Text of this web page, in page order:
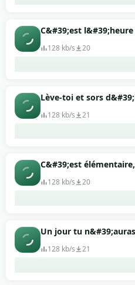
C&#39;est
128 kb/s 20
Lève-toi et sors
128 kb/s 21
C&#39;est
128 kb/s 20
Un jour tu
128 kb/s 21